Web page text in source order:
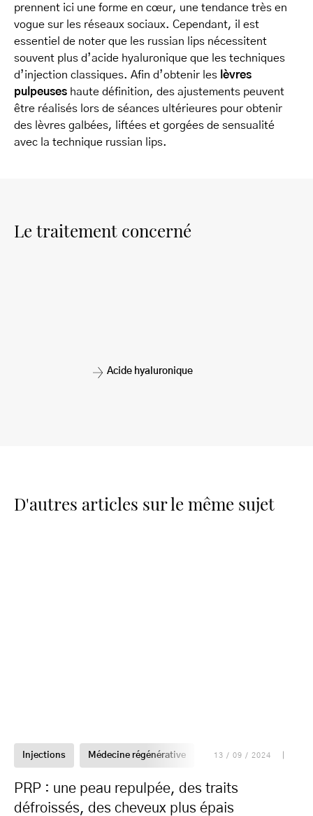
prennent ici une forme en cœur, une tendance très en
vogue sur les réseaux sociaux. Cependant, il est
essentiel de noter que les russian lips nécessitent
souvent plus d’acide hyaluronique que les techniques
d’injection classiques. Afin d’obtenir les lèvres
pulpeuses haute définition, des ajustements peuvent
être réalisés lors de séances ultérieures pour obtenir
des lèvres galbées, liftées et gorgées de sensualité
avec la technique russian lips.
Le traitement concerné
Acide hyaluronique
D'autres articles sur le même sujet
Injections Médecine régénérative PRP
13 / 09 / 2024
PRP : une peau repulpée, des traits
défroissés, des cheveux plus épais